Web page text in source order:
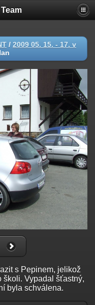
/ 2009 05. 15. - 17. v
s Pepinem, jelikož
školi. Vypadal šťastný,
byla schválena.